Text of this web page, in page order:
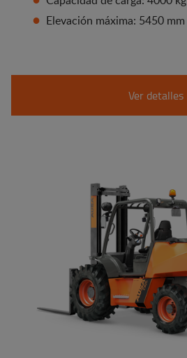
Elevación máxima: 5450 mm
Ver detalles